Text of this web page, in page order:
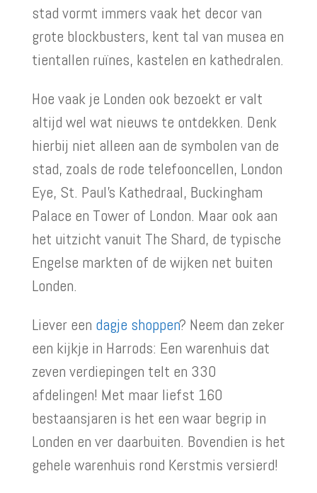
stad vormt immers vaak het decor van
grote blockbusters, kent tal van musea en
tientallen ruïnes, kastelen en kathedralen.
Hoe vaak je Londen ook bezoekt er valt
altijd wel wat nieuws te ontdekken. Denk
hierbij niet alleen aan de symbolen van de
stad, zoals de rode telefooncellen, London
Eye, St. Paul’s Kathedraal, Buckingham
Palace en Tower of London. Maar ook aan
het uitzicht vanuit The Shard, de typische
Engelse markten of de wijken net buiten
Londen.
Liever een dagje shoppen? Neem dan zeker
een kijkje in Harrods: Een warenhuis dat
zeven verdiepingen telt en 330
afdelingen! Met maar liefst 160
bestaansjaren is het een waar begrip in
Londen en ver daarbuiten. Bovendien is het
gehele warenhuis rond Kerstmis versierd!